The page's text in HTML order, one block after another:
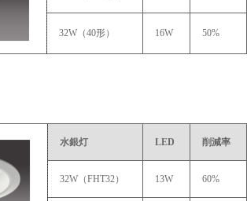
32W（40形） 16W 50%
水銀灯 LED 削減率
32W（FHT32） 13W 60%